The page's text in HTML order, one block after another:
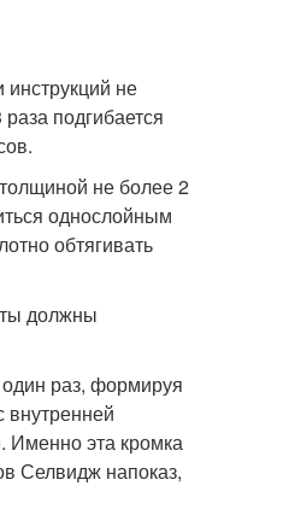
не
подгибается
не более 2
однослойным
обтягивать
должны
раз, формируя
Именно эта кромка
Селвидж напоказ,